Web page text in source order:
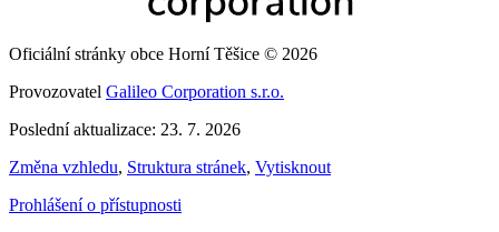
Oficiální stránky obce Horní Těšice © 2026
Provozovatel Galileo Corporation s.r.o.
Poslední aktualizace: 23. 7. 2026
Změna vzhledu, Struktura stránek, Vytisknout
Prohlášení o přístupnosti